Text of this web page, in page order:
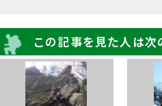
この記事を見た人は